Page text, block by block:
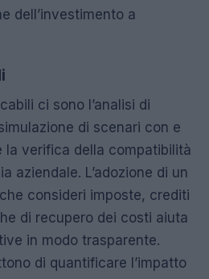
dell’investimento a
ci sono l’analisi di
di scenari con e
la verifica della compatibilità
aziendale. L’adozione di un
che consideri imposte, crediti
di recupero dei costi aiuta
in modo trasparente.
di quantificare l’impatto